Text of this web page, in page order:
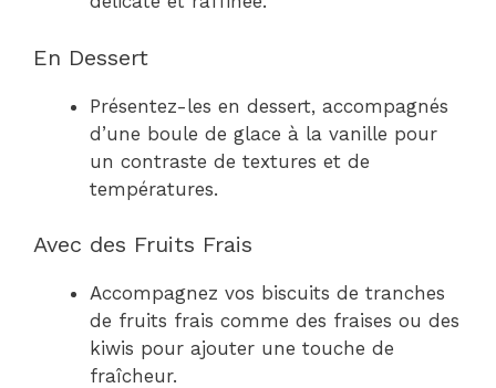
En Dessert
Présentez-les en dessert, accompagnés
d’une boule de glace à la vanille pour
un contraste de textures et de
températures.
Avec des Fruits Frais
Accompagnez vos biscuits de tranches
de fruits frais comme des fraises ou des
kiwis pour ajouter une touche de
fraîcheur.